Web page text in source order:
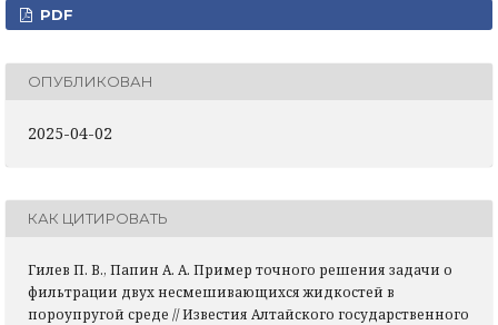
PDF
ОПУБЛИКОВАН
2025-04-02
КАК ЦИТИРОВАТЬ
Гилев П. В., Папин А. А. Пример точного решения задачи о
фильтрации двух несмешивающихся жидкостей в
пороупругой среде // Известия Алтайского государственного